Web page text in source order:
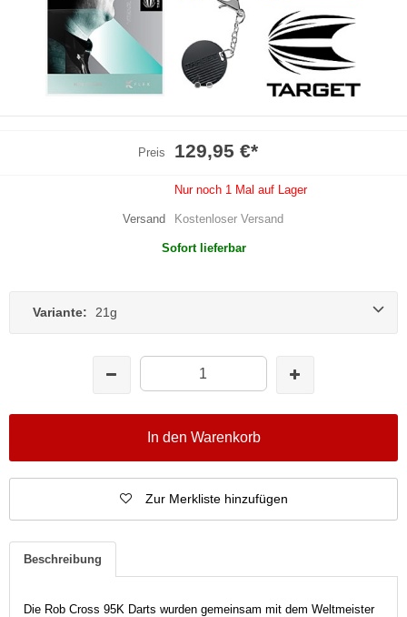
Preis 129,95 €*
Nur noch 1 Mal auf Lager
Versand Kostenloser Versand
Sofort lieferbar
Variante: 21g
In den Warenkorb
Zur Merkliste hinzufügen
Beschreibung
Die Rob Cross 95K Darts wurden gemeinsam mit dem Weltmeister